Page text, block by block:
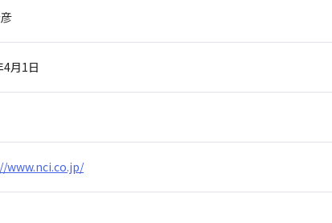
4月1日
www.nci.co.jp/